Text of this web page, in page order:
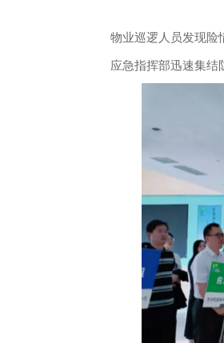
物业巡逻人员发现险情
应急指挥部迅速集结防